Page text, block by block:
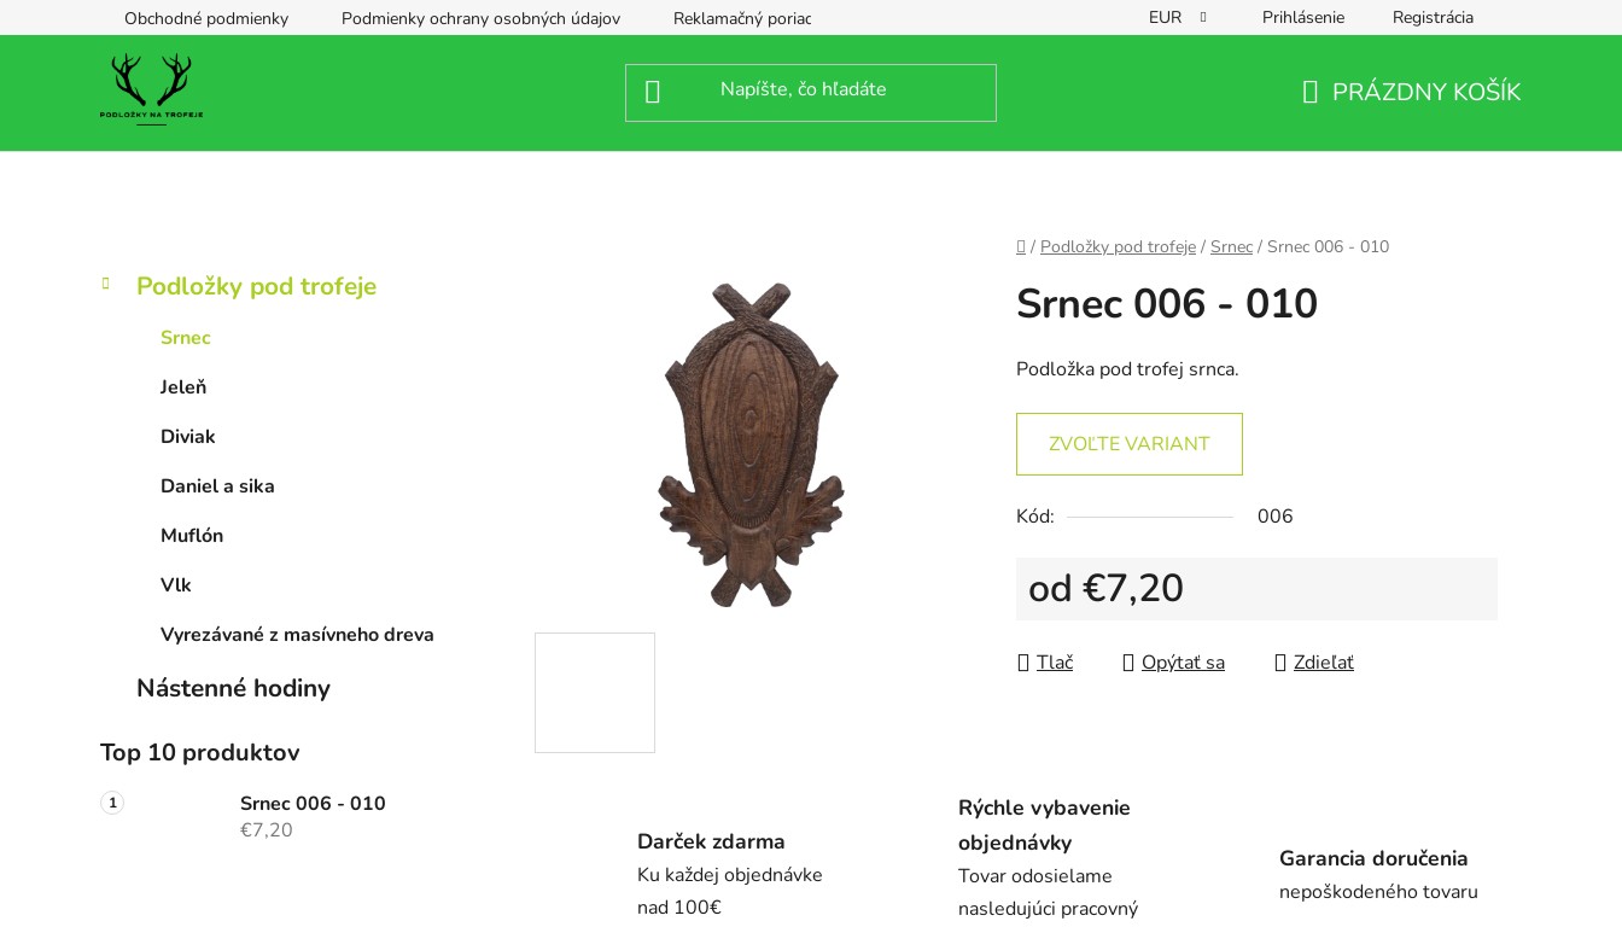
na
Obchodné podmienky Podmienky ochrany osobných údajov Reklamačný poriadok EUR Prihlásenie Registrácia
PRÁZDNY KOŠÍK
Domov
/ Podložky pod trofeje / Srnec / Srnec 006 - 010
BPreskočiť
kategórie
K
a
Podložky pod trofeje
Srnec
Jeleň
Diviak
Daniel a sika
Muflón
Vlk
Vyrezávané z masívneho dreva
Nástenné hodiny
Top 10 produktov
Srnec 006 - 010
€7,20
Srnec 006 - 010
Podložka pod trofej srnca.
ZVOĽTE VARIANT
Kód: 006
od €7,20
Tlač
Opýtať sa Zdieľať
Darček zdarma
Ku každej objednávke
nad 100€
Rýchle vybavenie
objednávky
Tovar odosielame
nasledujúci pracovný
Garancia doručenia
nepoškodeného tovaru